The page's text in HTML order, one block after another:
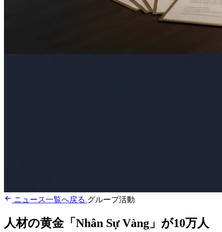
ニュース一覧へ戻る グループ活動
人材の黄金「Nhân Sự Vàng」が10万人